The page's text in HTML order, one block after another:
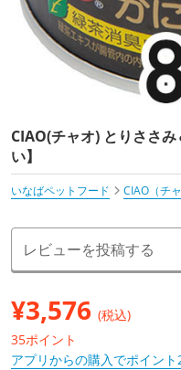
CIAO(チャオ) とりささ
い】
いなばペットフード
CIAO（チャ
レビューを投稿する
¥3,576 (税込)
35ポイント
アプリからの購入でポイント